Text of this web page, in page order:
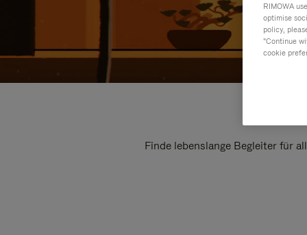
Finde lebenslange Begleiter für
RIMOWA
optimise
policy,
"Continue
cookie